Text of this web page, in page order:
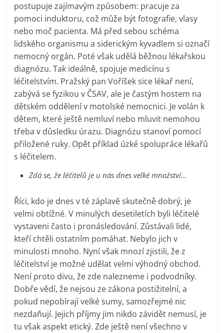
postupuje zajímavým způsobem: pracuje za
pomoci induktoru, což může být fotografie, vlasy
nebo moč pacienta. Má před sebou schéma
lidského organismu a siderickým kyvadlem si označí
nemocný orgán. Poté však udělá běžnou lékařskou
diagnózu. Tak ideálně, spojuje medicínu s
léčitelstvím. Pražský pan Voříšek sice lékař není,
zabývá se fyzikou v ČSAV, ale je častým hostem na
dětském oddělení v motolské nemocnici. Je volán k
dětem, které ještě nemluví nebo mluvit nemohou
třeba v důsledku úrazu. Diagnózu stanoví pomocí
přiložené ruky. Opět příklad úzké spolupráce lékařů
s léčitelem.
Zdá se, že léčitelů je u nás dnes velké množství…
Říci, kdo je dnes v té záplavě skutečně dobrý, je
velmi obtížné. V minulých desetiletích byli léčitelé
vystaveni často i pronásledování. Zůstávali lidé,
kteří chtěli ostatním pomáhat. Nebylo jich v
minulosti mnoho. Nyní však mnozí zjistili, že z
léčitelství je možné udělat velmi výhodný obchod.
Není proto divu, že zde nalezneme i podvodníky.
Dobře vědí, že nejsou ze zákona postižitelní, a
pokud nepobírají velké sumy, samozřejmé nic
nezdaňují. Jejich příjmy jim nikdo závidět nemusí, je
tu však aspekt etický. Zde ještě není všechno v